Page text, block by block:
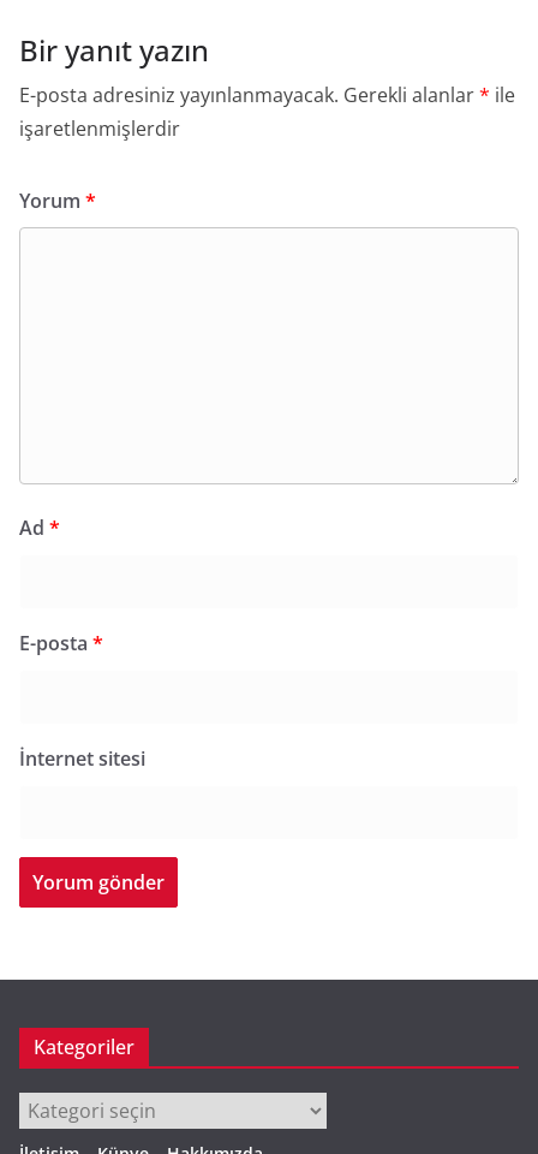
Bir yanıt yazın
E-posta adresiniz yayınlanmayacak. Gerekli alanlar* ile
işaretlenmişlerdir
Yorum *
Ad *
E-posta *
İnternet sitesi
Kategoriler
Kategoriler